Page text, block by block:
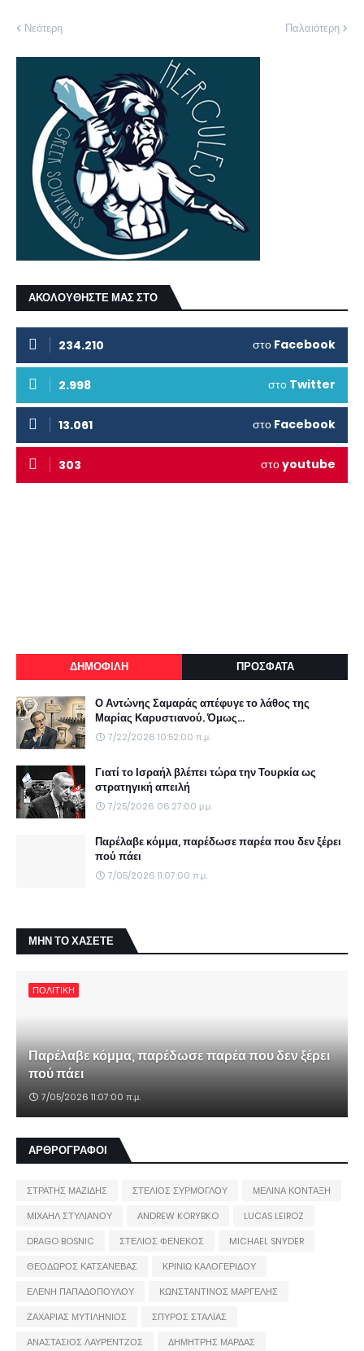
Νεότερη Παλαιότερη
ΑΚΟΛΟΥΘΗΣΤΕ ΜΑΣ ΣΤΟ
234.210 στο Facebook
2.998 στο Twitter
13.061 στο Facebook
303 στοyoutube
ΔΗΜΟΦΙΛΗ ΠΡΟΣΦΑΤΑ
Ο Αντώνης Σαμαράς απέφυγε το λάθος της
Μαρίας Καρυστιανού. Όμως...
7/22/2026 10:52:00 π.μ.
Γιατί το Ισραήλ βλέπει τώρα την Τουρκία ως
στρατηγική απειλή
7/25/2026 06:27:00 μ.μ.
Παρέλαβε κόμμα, παρέδωσε παρέα που δεν ξέρει
πού πάει
7/05/2026 11:07:00 π.μ.
ΜΗΝ ΤΟ ΧΑΣΕΤΕ
ΠΟΛΙΤΙΚΗ
Παρέλαβε κόμμα, παρέδωσε παρέα που δεν ξέρει
πού πάει
7/05/2026 11:07:00 π.μ.
ΑΡΘΡΟΓΡΑΦΟΙ
ΣΤΡΑΤΗΣ ΜΑΖΙΔΗΣ ΣΤΕΛΙΟΣ ΣΥΡΜΟΓΛΟΥ
ΜΕΛΙΝΑ ΚΟΝΤΑΞΗ
ΜΙΧΑΗΛ ΣΤΥΛΙΑΝΟΥ
ANDREW KORYBKO
LUCAS LEIROZ
DRAGO BOSNIC
ΣΤΕΛΙΟΣ ΦΕΝΕΚΟΣ
MICHAEL SNYDER
ΘΕΟΔΩΡΟΣ ΚΑΤΣΑΝΕΒΑΣ
ΚΡΙΝΙΩ ΚΑΛΟΓΕΡΙΔΟΥ
ΕΛΕΝΗ ΠΑΠΑΔΟΠΟΥΛΟΥ
ΚΩΝΣΤΑΝΤΙΝΟΣ ΜΑΡΓΕΛΗΣ
ΖΑΧΑΡΙΑΣ ΜΥΤΙΛΗΝΙΟΣ
ΣΠΥΡΟΣ ΣΤΑΛΙΑΣ
ΑΝΑΣΤΑΣΙΟΣ ΛΑΥΡΕΝΤΖΟΣ
ΔΗΜΗΤΡΗΣ ΜΑΡΔΑΣ